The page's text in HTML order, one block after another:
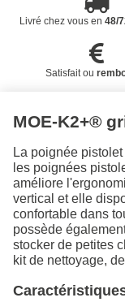
Livré chez vous en 48/
Satisfait ou
MOE-K2+®
La poignée
les poignées
améliore
vertical et elle
confortable dans
possède
stocker de petites
kit de nettoyage,